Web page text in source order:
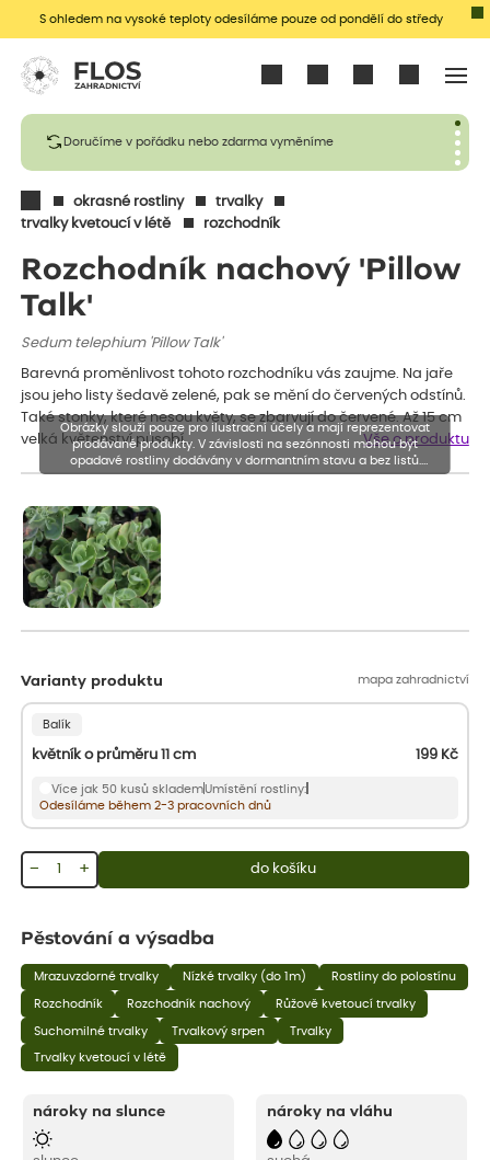
S ohledem na vysoké teploty odesíláme pouze od pondělí do středy
Doručíme v pořádku nebo zdarma vyměníme
okrasné rostliny
trvalky
trvalky kvetoucí v létě
rozchodník
Rozchodník nachový 'Pillow
Talk'
Sedum telephium 'Pillow Talk'
Barevná proměnlivost tohoto rozchodníku vás zaujme. Na jaře
jsou jeho listy šedavě zelené, pak se mění do červených odstínů.
Také stonky, které nesou květy, se zbarvují do červené. Až 15 cm
velká květenství působí…
Vše o produktu
Varianty produktu mapa zahradnictví
Balík
květník o průměru 11 cm 199 Kč
Více jak 50 kusů sklademUmístění rostliny:
Odesíláme během 2-3 pracovních dnů
+
− do košíku
Obrázky slouží pouze pro ilustrační účely a mají reprezentovat
prodávané produkty. V závislosti na sezónnosti mohou být
opadavé rostliny dodávány v dormantním stavu a bez listů.
Rostliny mohou být také sestřiženy níže, než je uvedená výška,
Pěstování a výsadba
Mrazuvzdorné trvalky Nízké trvalky (do 1m) Rostliny do polostínu
Rozchodník Rozchodník nachový Růžově kvetoucí trvalky
Suchomilné trvalky Trvalkový srpen Trvalky
Trvalky kvetoucí v létě
nároky na slunce nároky na vláhu